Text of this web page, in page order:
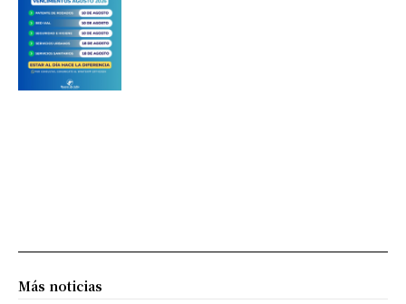
Más noticias